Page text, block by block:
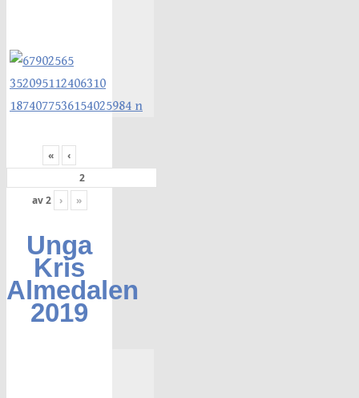
« ‹
av2 › »
Unga
Kris
Almedalen
2019